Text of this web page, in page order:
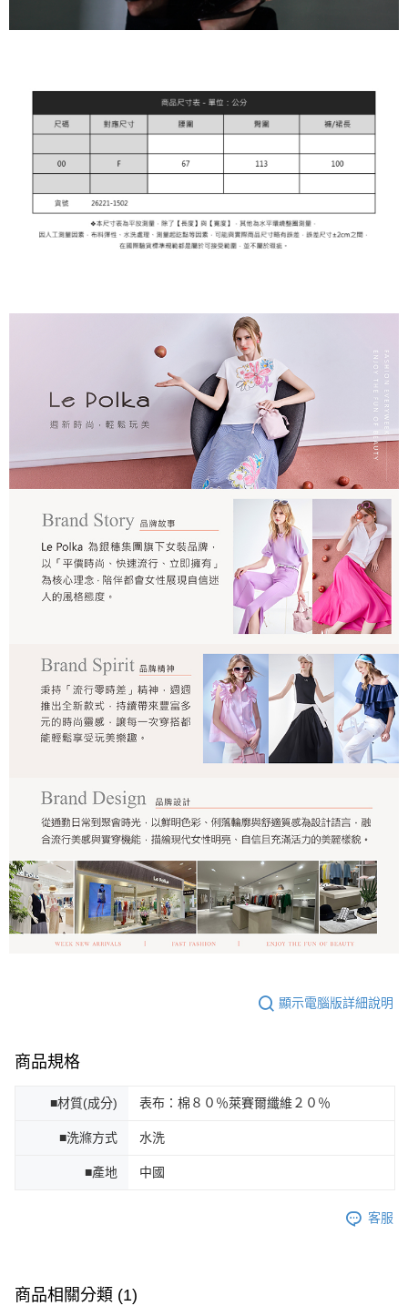
顯示電腦版詳細說明
商品規格
■材質(成分) 表布：棉８０％萊賽爾纖維２０％
■洗滌方式 水洗
■產地 中國
客服
商品相關分類 (1)